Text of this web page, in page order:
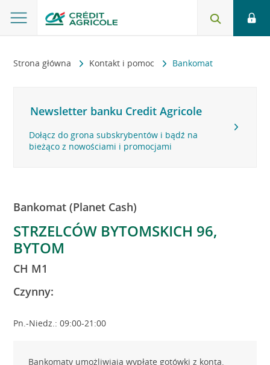
Strona główna Kontakt i pomoc Bankomat
Newsletter banku Credit Agricole
Dołącz do grona subskrybentów i bądź na
bieżąco z nowościami i promocjami
Bankomat (Planet Cash)
STRZELCÓW BYTOMSKICH 96,
BYTOM
CH M1
Czynny:
Pn.-Niedz.: 09:00-21:00
Bankomaty umożliwiają wypłatę gotówki z konta.